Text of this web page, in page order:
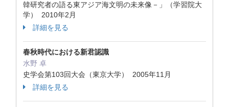
韓研究者の語る東アジア海文明の未来像－」（学習院大
学） 2010年2月
詳細を見る
春秋時代における新君認識
水野 卓
史学会第103回大会（東京大学） 2005年11月
詳細を見る